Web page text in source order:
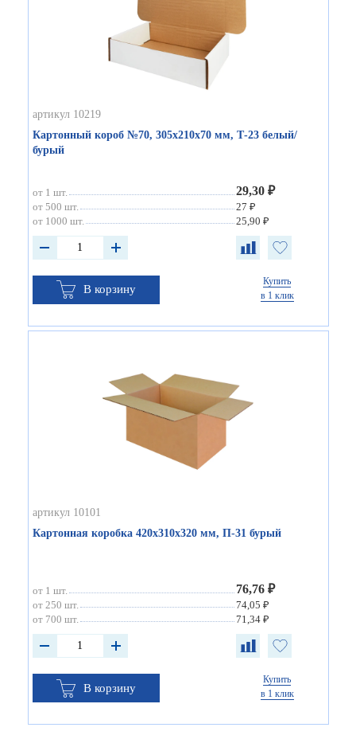
артикул 10219
Картонный короб №70, 305х210х70 мм, Т-23 белый/
бурый
от 1 шт. 29,30 ₽
от 500 шт.
27 ₽
от 1000 шт.
25,90 ₽
В корзину
Купить
в 1 клик
артикул 10101
Картонная коробка 420х310х320 мм, П-31 бурый
от 1 шт. 76,76 ₽
от 250 шт.
74,05 ₽
от 700 шт.
71,34 ₽
В корзину
Купить
в 1 клик